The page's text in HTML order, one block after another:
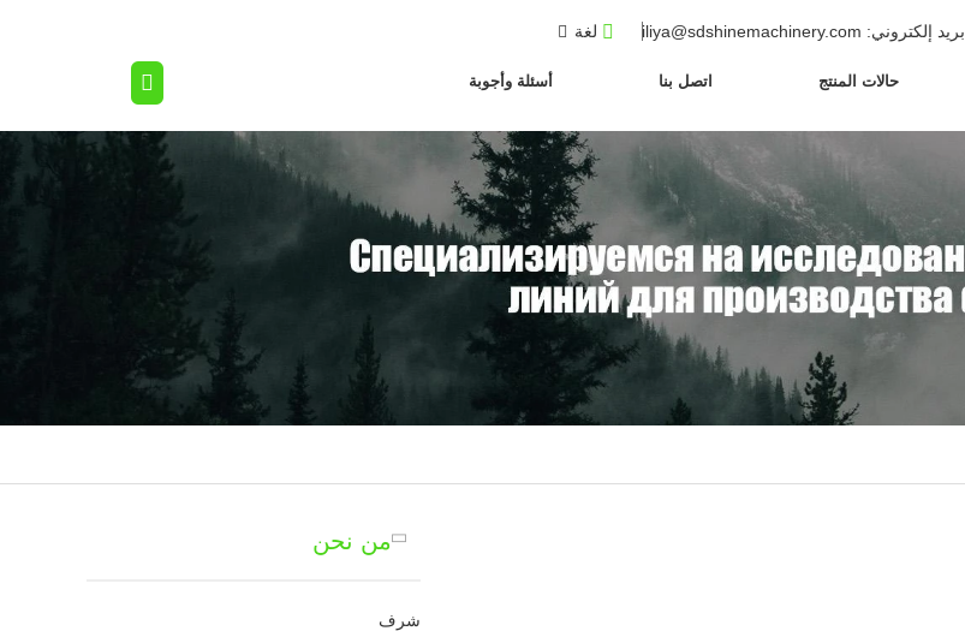
حالات المنتج اتصل بنا أسئلة وأجوبة
بريد إلكتروني: iliya@sdshinemachinery.com لغة
من نحن
شرف